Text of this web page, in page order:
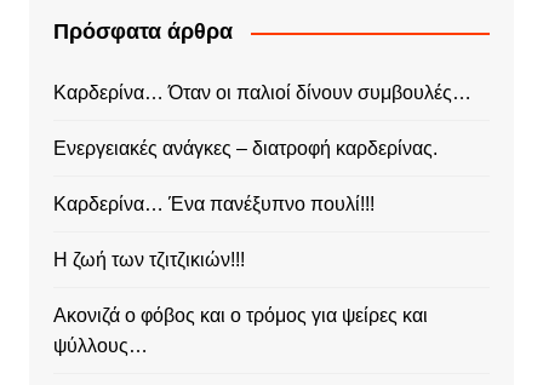
Πρόσφατα άρθρα
Καρδερίνα… Όταν οι παλιοί δίνουν συμβουλές…
Ενεργειακές ανάγκες – διατροφή καρδερίνας.
Καρδερίνα… Ένα πανέξυπνο πουλί!!!
Η ζωή των τζιτζικιών!!!
Ακονιζά ο φόβος και ο τρόμος για ψείρες και
ψύλλους…